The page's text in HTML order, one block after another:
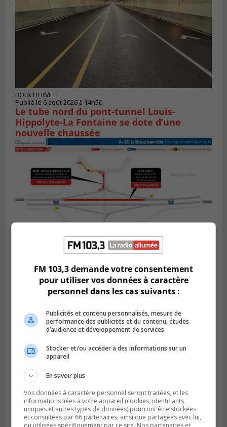
BOUCHERVILLE
Publié le 6 août 2026 à 14h50
Le tube nord du pont-tunnel Louis-
Hippolyte-La Fontaine se dote d’une
nouvelle chaussée
BOUCHERVILLE
Publié le 5 août 2026 à 15h25
Le MTMD annonce des fermetures sur
l’autoroute 20 à Boucherville
FM 103,3 demande votre consentement
pour utiliser vos données à caractère
personnel dans les cas suivants :
Publicités et contenu personnalisés, mesure de
performance des publicités et du contenu, études
d’audience et développement de services
Stocker et/ou accéder à des informations sur un
appareil
En savoir plus
Vos données à caractère personnel seront traitées, et les
informations liées à votre appareil (cookies, identifiants
uniques et autres types de données) pourront être stockées
et consultées par 66 partenaires, ainsi que partagées avec lui,
ou utilisées spécifiquement par ce site. Nos partenaires et